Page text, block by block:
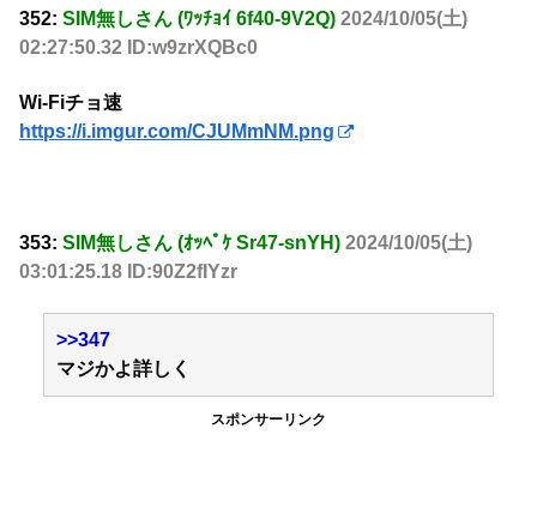
352: SIM無しさん (ﾜｯﾁｮｲ 6f40-9V2Q) 2024/10/05(土)
02:27:50.32 ID:w9zrXQBc0
Wi-Fiチョ速
https://i.imgur.com/CJUMmNM.png
353: SIM無しさん (ｵｯﾍﾟｹ Sr47-snYH) 2024/10/05(土)
03:01:25.18 ID:90Z2fIYzr
>>347
マジかよ詳しく
スポンサーリンク